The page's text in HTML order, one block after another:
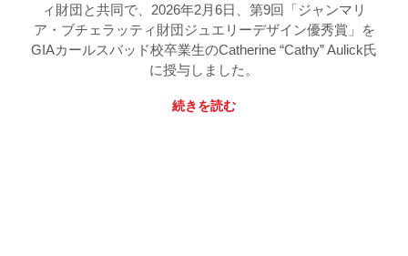
ィ財団と共同で、2026年2月6日、第9回「ジャンマリ
ア・ブチェラッティ財団ジュエリーデザイン優秀賞」を
GIAカールスバッド校卒業生のCatherine “Cathy” Aulick氏
に授与しました。
続きを読む